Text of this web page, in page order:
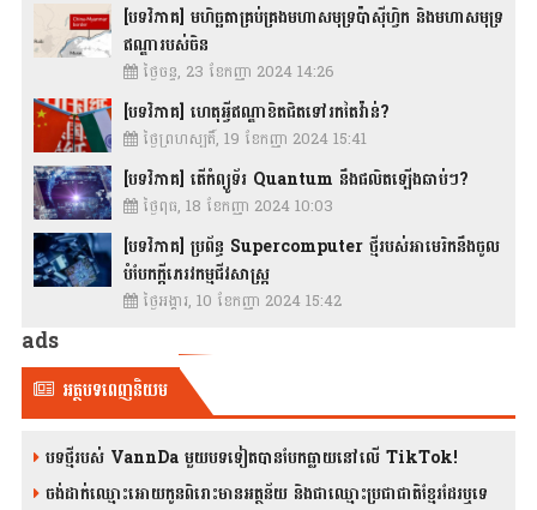
[បទវិភាគ] មហិច្ឆតាគ្រប់គ្រងមហាសមុទ្រប៉ាស៊ីហ្វិក និងមហាសមុទ្រ
ឥណ្ឌារបស់ចិន
ថ្ងៃចន្ទ, 23 ខែកញ្ញា 2024 14:26
[បទវិភាគ] ហេតុអ្វីឥណ្ឌាខិតជិតទៅរកតៃវ៉ាន់?
ថ្ងៃព្រហស្បតិ៍, 19 ខែកញ្ញា 2024 15:41
[បទវិភាគ] តើកំព្យូទ័រ Quantum នឹងផលិតឡើងឆាប់ៗ?
ថ្ងៃពុធ, 18 ខែកញ្ញា 2024 10:03
[បទវិភាគ] ប្រព័ន្ធ Supercomputer ថ្មីរបស់អាមេរិកនឹងចូល
បំបែកក្តីភេរវកម្មជីវសាស្រ្ត
ថ្ងៃអង្គារ, 10 ខែកញ្ញា 2024 15:42
ads
អត្ថបទពេញនិយម
បទថ្មីរបស់ VannDa មួយបទទៀតបានបែកធ្លាយនៅលើ TikTok!
ចង់ដាក់ឈ្មោះអោយកូនពិរោះមានអត្ថន័យ និងជាឈ្មោះប្រជាជាតិខ្មែរដែរឬទេ